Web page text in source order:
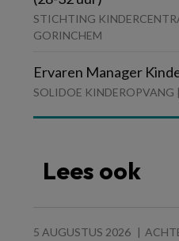
STICHTING
GORINCHEM
Ervaren Manager
SOLIDOE KINDEROPVANG
Lees ook
5 AUGUSTUS 2026